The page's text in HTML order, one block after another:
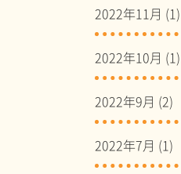
2022年11月 (1)
2022年10月 (1)
2022年9月 (2)
2022年7月 (1)